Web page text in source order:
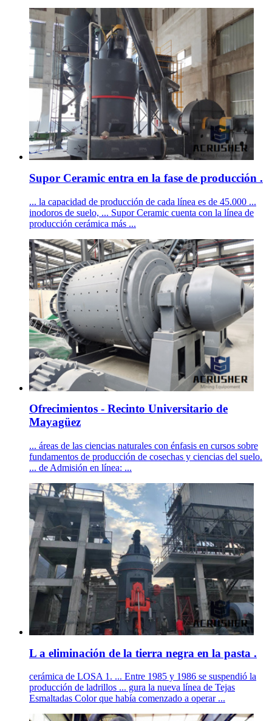
Supor Ceramic entra en la fase de producción .
... la capacidad de producción de cada línea es de 45.000 ...
inodoros de suelo, ... Supor Ceramic cuenta con la línea de
producción cerámica más ...
Ofrecimientos - Recinto Universitario de
Mayagüez
... áreas de las ciencias naturales con énfasis en cursos sobre
fundamentos de producción de cosechas y ciencias del suelo.
... de Admisión en línea: ...
L a eliminación de la tierra negra en la pasta .
cerámica de LOSA 1. ... Entre 1985 y 1986 se suspendió la
producción de ladrillos ... gura la nueva línea de Tejas
Esmaltadas Color que había comenzado a operar ...